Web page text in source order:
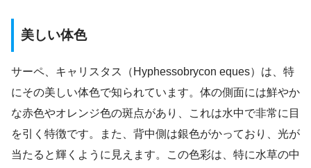
美しい体色
サーペ、キャリスタス（Hyphessobrycon eques）は、特
にその美しい体色で知られています。体の側面には鮮やか
な赤色やオレンジ色の斑点があり、これは水中で非常に目
を引く特徴です。また、背中側は銀色がかっており、光が
当たると輝くように見えます。この色彩は、特に水草の中